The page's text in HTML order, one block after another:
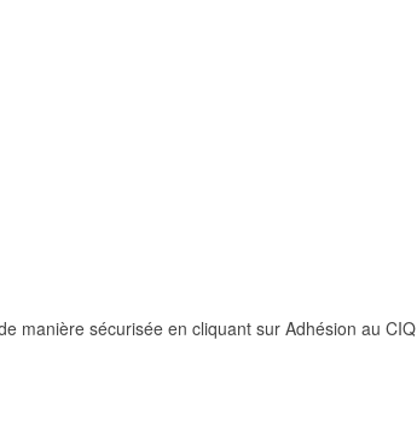
manière sécurisée en cliquant sur Adhésion au CIQ